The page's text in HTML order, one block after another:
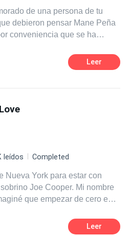
de una persona de tu
debieron pensar Mane Peña
conveniencia que se ha
está roto por dentro, y David,
que significa sentir debido a su
Leer
leídos Completed
Nueva York para estar con
Joe Cooper. Mi nombre
que empezar de cero en
parece un reto dificil de
Leer